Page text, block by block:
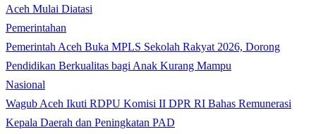
Aceh Mulai Diatasi
Pemerintahan
Pemerintah Aceh Buka MPLS Sekolah Rakyat 2026, Dorong
Pendidikan Berkualitas bagi Anak Kurang Mampu
Nasional
Wagub Aceh Ikuti RDPU Komisi II DPR RI Bahas Remunerasi
Kepala Daerah dan Peningkatan PAD